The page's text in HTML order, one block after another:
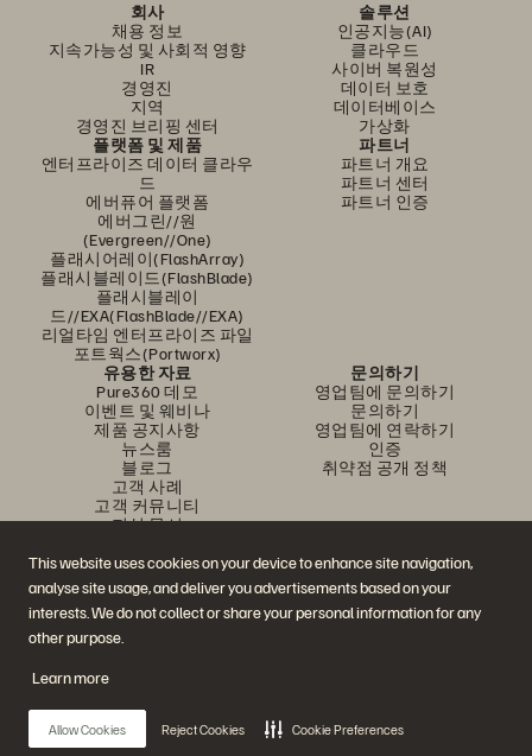
This website uses cookies on your device to enhance site navigation,
analyse site usage, and deliver you advertisements based on your
interests. We do not collect or share your personal information for any
other purpose.
Learn more
Allow Cookies Reject Cookies Cookie Preferences
회사
채용 정보
지속가능성 및 사회적 영향
IR
경영진
지역
경영진 브리핑 센터
솔루션
인공지능(AI)
클라우드
사이버 복원성
데이터 보호
데이터베이스
가상화
플랫폼 및 제품
엔터프라이즈 데이터 클라우
드
에버퓨어 플랫폼
에버그린//원
(Evergreen//One)
플래시어레이(FlashArray)
플래시블레이드(FlashBlade)
플래시블레이
드//EXA(FlashBlade//EXA)
리얼타임 엔터프라이즈 파일
포트웍스(Portworx)
파트너
파트너 개요
파트너 센터
파트너 인증
유용한 자료
Pure360 데모
이벤트 및 웨비나
제품 공지사항
뉴스룸
블로그
고객 사례
고객 커뮤니티
지식 문서
문의하기
영업팀에 문의하기
문의하기
영업팀에 연락하기
인증
취약점 공개 정책
문의하기
에버퓨어(Everpure) 공식 소셜미디어 팔로우하기
© 2026 Everpure, Inc. All rights reserved.
개인정보 보호 정책웹사이트 약관법적 정보트러스트 센터